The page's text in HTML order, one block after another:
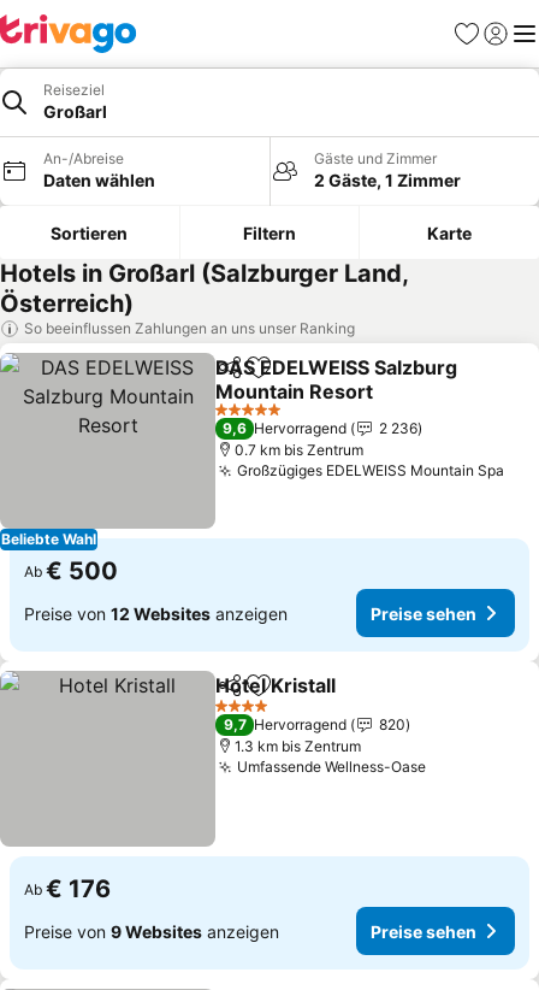
Favoriten
Reiseziel
Großarl
An-/Abreise
Daten wählen
Gäste und Zimmer
2 Gäste, 1 Zimmer
Sortieren Filtern Karte
Hotels in Großarl (Salzburger Land,
Österreich)
So beeinflussen Zahlungen an uns unser Ranking
Beliebte Wahl
TeilenZu Favoriten hinzufügen
DAS EDELWEISS Salzburg
Mountain Resort
Preise sehen
5 Sterne
9,6 Hervorragend
2 236
0.7 km bis Zentrum
Großzügiges EDELWEISS Mountain Spa
Ab € 500
Preise von 12 Websites anzeigen Preise sehen
TeilenZu Favoriten hinzufügen
Hotel Kristall
4 Sterne
9,7 Hervorragend
820
1.3 km bis Zentrum
Umfassende Wellness-OasePreise sehen
Ab € 176
Preise von 9 Websites anzeigen Preise sehen